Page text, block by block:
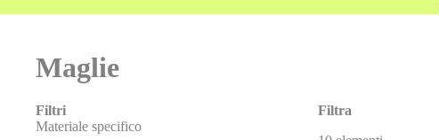
Maglie
Filtra
Filtri
Materiale specifico